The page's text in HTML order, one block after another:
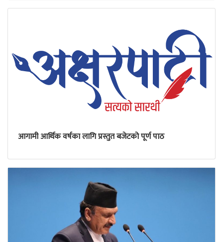
आगामी आर्थिक वर्षका लागि प्रस्तुत बजेटको पूर्ण पाठ